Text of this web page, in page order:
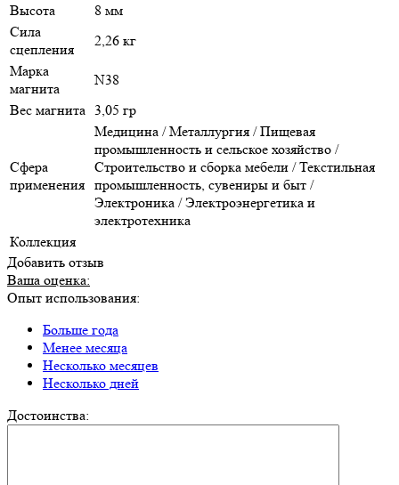
Высота
8 мм
Сила
сцепления
2,26 кг
Марка
магнита
N38
Вес магнита
3,05 гр
Сфера
применения
Медицина / Металлургия / Пищевая
промышленность и сельское хозяйство /
Строительство и сборка мебели / Текстильная
промышленность, сувениры и быт /
Электроника / Электроэнергетика и
электротехника
Коллекция
Добавить отзыв
Ваша оценка:
Опыт использования:
Больше года
Менее месяца
Несколько месяцев
Несколько дней
Достоинства: